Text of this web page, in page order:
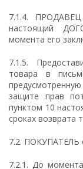
7.1.4.
настоящий
момента его
7.1.5.
товара в
защите прав
пунктом 10
сроках возврата
7.2. ПОКУПАТЕЛЬ
7.2.1. До